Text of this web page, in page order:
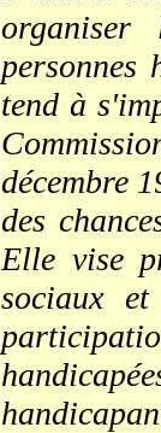
personnes
tend à
décembre
des
Elle vise
sociaux